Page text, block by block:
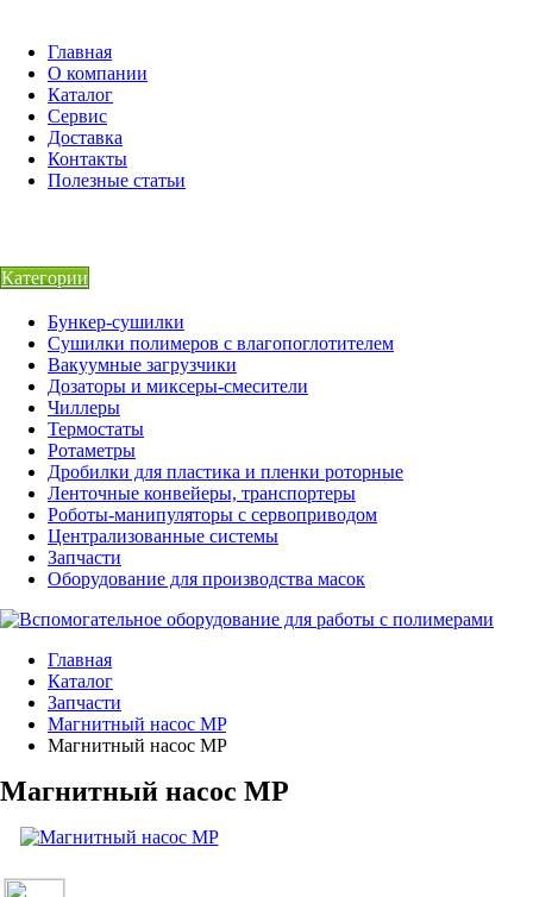
Главная
О компании
Каталог
Сервис
Доставка
Контакты
Полезные статьи
Категории
Бункер-сушилки
Сушилки полимеров с влагопоглотителем
Вакуумные загрузчики
Дозаторы и миксеры-смесители
Чиллеры
Термостаты
Ротаметры
Дробилки для пластика и пленки роторные
Ленточные конвейеры, транспортеры
Роботы-манипуляторы с сервоприводом
Централизованные системы
Запчасти
Оборудование для производства масок
Главная
Каталог
Запчасти
Магнитный насос MP
Магнитный насос MP
Магнитный насос MP